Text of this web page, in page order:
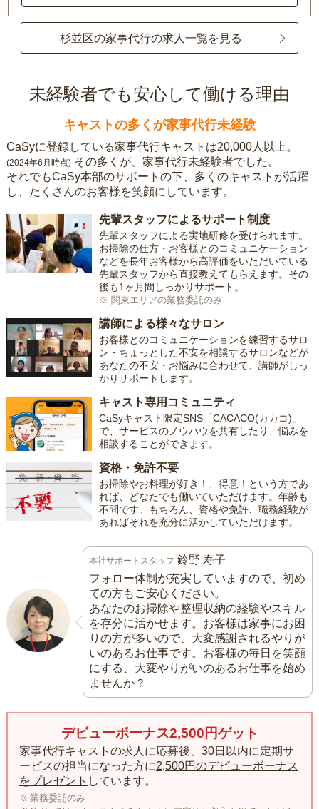
杉並区の家事代行の求人一覧を見る
未経験者でも安心して働ける理由
キャストの多くが家事代行未経験
CaSyに登録している家事代行キャストは20,000人以上。
(2024年6月時点) その多くが、家事代行未経験者でした。
それでもCaSy本部のサポートの下、多くのキャストが活躍
し、たくさんのお客様を笑顔にしています。
先輩スタッフによるサポート制度
先輩スタッフによる実地研修を受けられます。
お掃除の仕方・お客様とのコミュニケーション
などを長年お客様から高評価をいただいている
先輩スタッフから直接教えてもらえます。その
後も1ヶ月間しっかりサポート。
※ 関東エリアの業務委託のみ
講師による様々なサロン
お客様とのコミュニケーションを練習するサロ
ン・ちょっとした不安を相談するサロンなどが
あなたの不安・お悩みに合わせて、講師がしっ
かりサポートします。
キャスト専用コミュニティ
CaSyキャスト限定SNS「CACACO(カカコ)」
で、サービスのノウハウを共有したり、悩みを
相談することができます。
資格・免許不要
お掃除やお料理が好き！、得意！という方であ
れば、どなたでも働いていただけます。年齢も
不問です。もちろん、資格や免許、職務経験が
あればそれを充分に活かしていただけます。
本社サポートスタッフ 鈴野 寿子
フォロー体制が充実していますので、初め
ての方もご安心ください。
あなたのお掃除や整理収納の経験やスキル
を存分に活かせます。お客様は家事にお困
りの方が多いので、大変感謝されるやりが
いのあるお仕事です。お客様の毎日を笑顔
にする、大変やりがいのあるお仕事を始め
ませんか？
デビューボーナス2,500円ゲット
家事代行キャストの求人に応募後、30日以内に定期サ
ービスの担当になった方に2,500円のデビューボーナス
をプレゼント しています。
業務委託のみ